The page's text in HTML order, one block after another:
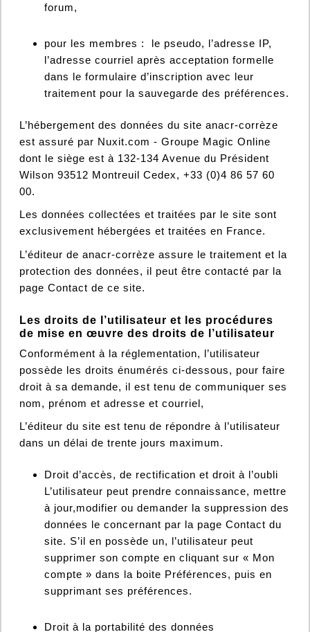
forum,
pour les membres : le pseudo, l’adresse IP,
l’adresse courriel après acceptation formelle
dans le formulaire d’inscription avec leur
traitement pour la sauvegarde des préférences.
L’hébergement des données du site anacr-corrèze
est assuré par Nuxit.com - Groupe Magic Online
dont le siège est à 132-134 Avenue du Président
Wilson 93512 Montreuil Cedex, +33 (0)4 86 57 60
00.
Les données collectées et traitées par le site sont
exclusivement hébergées et traitées en France.
L’éditeur de anacr-corrèze assure le traitement et la
protection des données, il peut être contacté par la
page Contact de ce site.
Les droits de l’utilisateur et les procédures
de mise en œuvre des droits de l’utilisateur
Conformément à la réglementation, l’utilisateur
possède les droits énumérés ci-dessous, pour faire
droit à sa demande, il est tenu de communiquer ses
nom, prénom et adresse et courriel,
L’éditeur du site est tenu de répondre à l’utilisateur
dans un délai de trente jours maximum.
Droit d’accès, de rectification et droit à l’oubli
L’utilisateur peut prendre connaissance, mettre
à jour,modifier ou demander la suppression des
données le concernant par la page Contact du
site. S’il en possède un, l’utilisateur peut
supprimer son compte en cliquant sur « Mon
compte » dans la boite Préférences, puis en
supprimant ses préférences.
Droit à la portabilité des données